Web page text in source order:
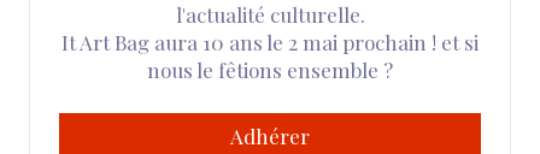
l'actualité culturelle.
It Art Bag aura 10 ans le 2 mai prochain ! et si
nous le fêtions ensemble ?
Adhérer